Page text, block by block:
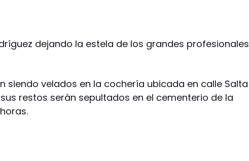
dejando la estela de los grandes profesionales
siendo velados en la cochería ubicada en calle Salta
restos serán sepultados en el cementerio de la